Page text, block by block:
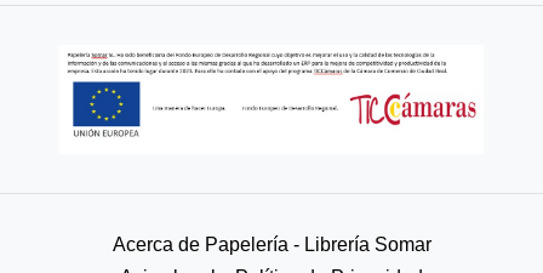
Acerca de Papelería - Librería Somar